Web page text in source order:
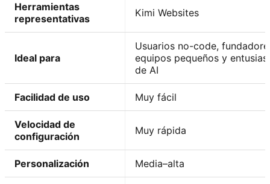
Herramientas
representativas
Kimi Websites
Ideal para
Usuarios no-code,
equipos pequeños y
de AI
Facilidad de uso Muy fácil
Velocidad de
configuración
Muy rápida
Personalización Media–alta